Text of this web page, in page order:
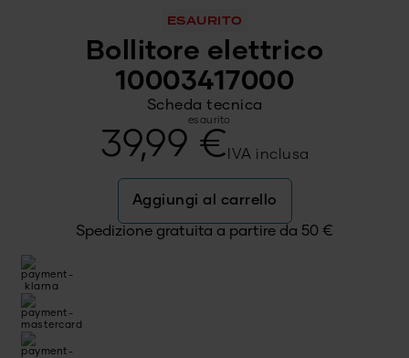
ESAURITO
Bollitore elettrico
10003417000
Scheda tecnica
esaurito
39,99 € IVA inclusa
Aggiungi al carrello
Spedizione gratuita a partire da 50€